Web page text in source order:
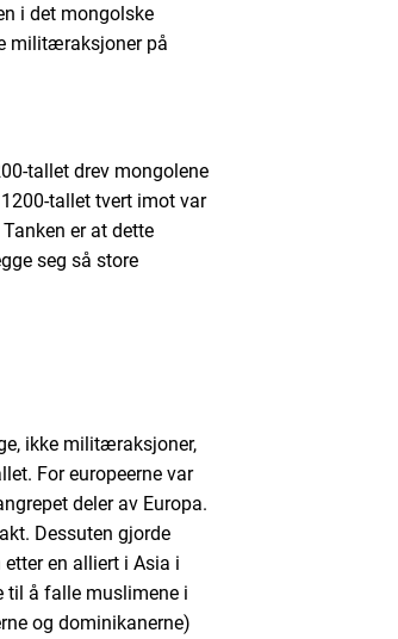
i det mongolske
militæraksjoner på
tallet drev mongolene
tallet tvert imot var
er at dette
seg så store
ikke militæraksjoner,
For europeerne var
deler av Europa.
Dessuten gjorde
en alliert i Asia i
til å falle muslimene i
og dominikanerne)